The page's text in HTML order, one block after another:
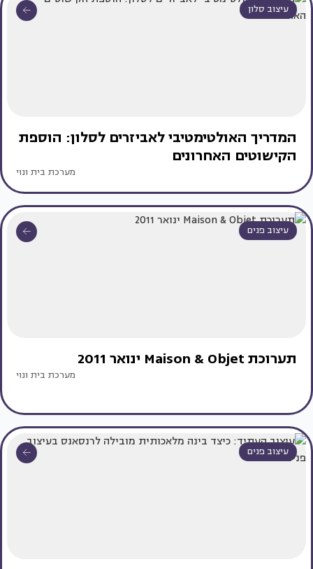
עיצוב סלון
המדריך האולטימטיבי לאביזרים לסלון: הוספת
הקישוטים האחרונים
מערכת בית ונוי
עיצוב פנים
תערוכת Maison & Objet ינואר 2011
מערכת בית ונוי
עיצוב פנים